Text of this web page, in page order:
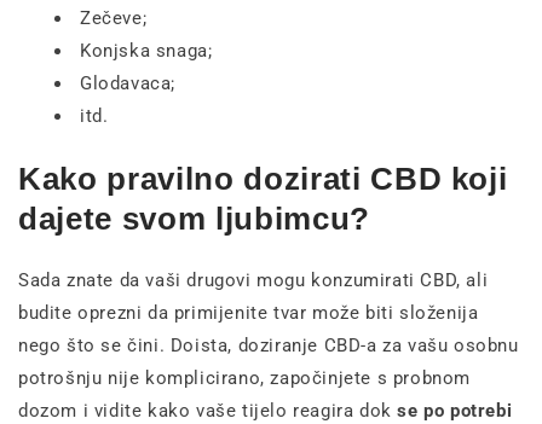
Zečeve;
Konjska snaga;
Glodavaca;
itd.
Kako pravilno dozirati CBD koji
dajete svom ljubimcu?
Sada znate da vaši drugovi mogu konzumirati CBD, ali
budite oprezni da primijenite tvar može biti složenija
nego što se čini. Doista, doziranje CBD-a za vašu osobnu
potrošnju nije komplicirano, započinjete s probnom
dozom i vidite kako vaše tijelo reagira dokse po potrebi